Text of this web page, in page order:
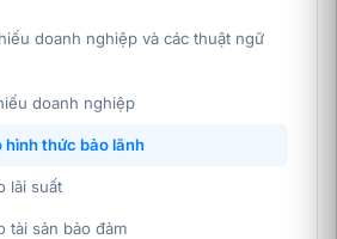
doanh nghiệp và các thuật ngữ
doanh nghiệp
hình thức bảo lãnh
lãi suất
tài sản bảo đảm